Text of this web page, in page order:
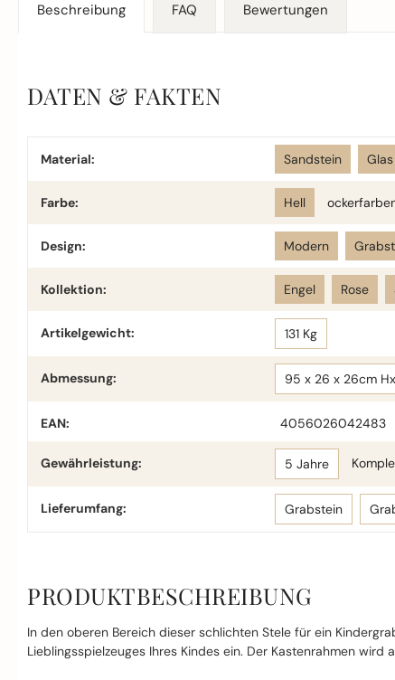
Beschreibung
DATEN & FAKTEN
Material: Sandstein Glas
Farbe: Hell
Design: Modern
Kollektion: Engel Rose
Artikelgewicht: 131 Kg
Abmessung: 95 x 26 x 26cm
EAN: 4056026042483
Gewährleistung: 5 Jahre
Lieferumfang: Grabstein
PRODUKTBESCHREIBUNG
In den oberen Bereich dieser schlichten Stele für ein
Lieblingsspielzeuges Ihres Kindes ein. Der Kastenrahmen
FAQ Bewertungen